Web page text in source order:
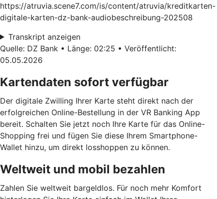
https://atruvia.scene7.com/is/content/atruvia/kreditkarten-
digitale-karten-dz-bank-audiobeschreibung-202508
Transkript anzeigen
Quelle: DZ Bank • Länge: 02:25 • Veröffentlicht:
05.05.2026
Kartendaten sofort verfügbar
Der digitale Zwilling Ihrer Karte steht direkt nach der
erfolgreichen Online-Bestellung in der VR Banking App
bereit. Schalten Sie jetzt noch Ihre Karte für das Online-
Shopping frei und fügen Sie diese Ihrem Smartphone-
Wallet hinzu, um direkt losshoppen zu können.
Weltweit und mobil bezahlen
Zahlen Sie weltweit bargeldlos. Für noch mehr Komfort